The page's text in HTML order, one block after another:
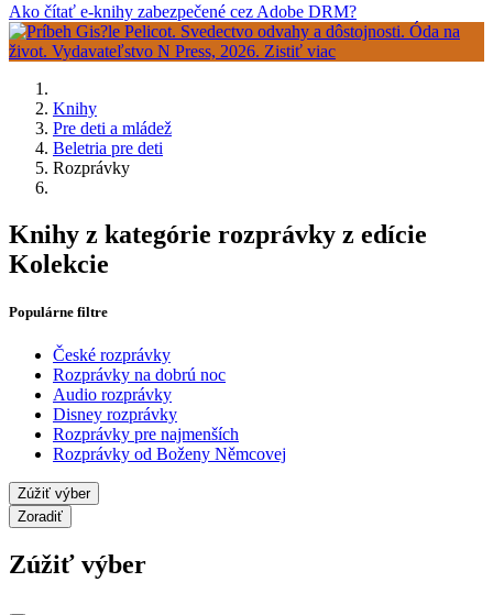
Ako čítať e-knihy zabezpečené cez Adobe DRM?
Knihy
Pre deti a mládež
Beletria pre deti
Rozprávky
Knihy z kategórie rozprávky z edície
Kolekcie
Populárne filtre
České rozprávky
Rozprávky na dobrú noc
Audio rozprávky
Disney rozprávky
Rozprávky pre najmenších
Rozprávky od Boženy Němcovej
Zúžiť výber
Zoradiť
Zúžiť výber